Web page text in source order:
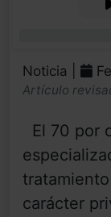
Noticia |
Artículo
El 70 por
carácter